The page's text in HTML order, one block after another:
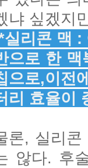
냐 싶겠지
실리콘 맥 :
으로 한
으로,이전
리 효율이
론, 실리
않다. 후